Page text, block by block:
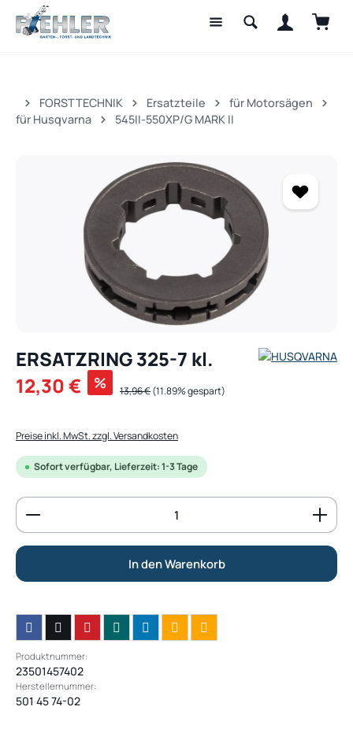
Zum Hauptinhalt springen
FORSTTECHNIK Ersatzteile
für Motorsägen
für Husqvarna
545II-550XP/G MARK II
Bildergalerie überspringen
ERSATZRING 325-7 kl.
Verkaufspreis:
12,30 € % Regulärer Preis:
13,96 €(11.89% gespart)
Preise inkl. MwSt. zzgl. Versandkosten
Sofort verfügbar, Lieferzeit: 1-3 Tage
Produkt Anzahl: Gib den gewünschten Wert ein
In den Warenkorb
Produktnummer:
23501457402
Herstellernummer:
501 45 74-02